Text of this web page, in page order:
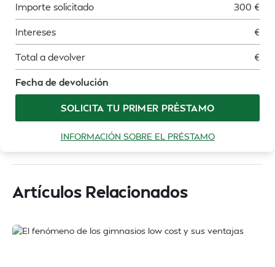
Importe solicitado 300 €
Intereses €
Total a devolver €
Fecha de devolución
SOLICITA TU PRIMER PRÉSTAMO
INFORMACIÓN SOBRE EL PRÉSTAMO
Artículos Relacionados